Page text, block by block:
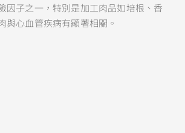
因子之一，特別是加工肉品如培根、香
與心血管疾病有顯著相關。